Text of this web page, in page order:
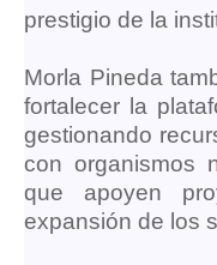
prestigio de la
Morla Pineda
fortalecer la
gestionando
con organismos
que apoyen
expansión de los